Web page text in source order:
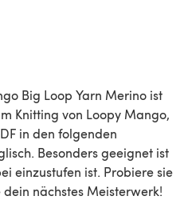
Big Loop Yarn Merino ist
Knitting von Loopy Mango,
in den folgenden
Besonders geeignet ist
sie
nächstes Meisterwerk!